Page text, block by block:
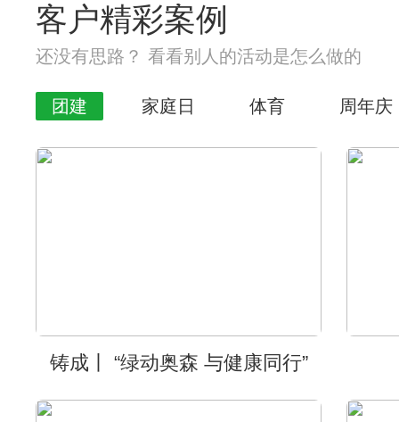
客户精彩案例
还没有思路？ 看看别人的活动是怎么做的
团建 家庭日 体育 周年庆
铸成丨 “绿动奥森 与健康同行”